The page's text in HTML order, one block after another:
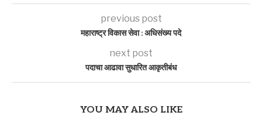
previous post
महाराष्ट्र विकास सेवा : अधिसंख्य पदे
next post
पदाचा आढावा सुधारित आकृतीबंध
YOU MAY ALSO LIKE